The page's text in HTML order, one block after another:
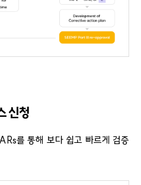
신청
를 통해 보다 쉽고 빠르게 검증